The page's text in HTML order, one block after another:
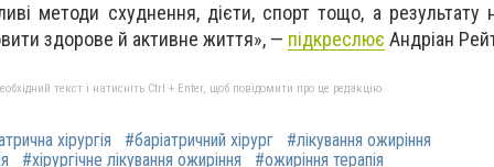
методи схуднення, дієти, спорт тощо, а
здорове й активне життя», — підкреслює Андріан
текст і натисніть Ctrl + Enter, щоб повідомити про це редакцію
хірургія #баріатричний хірург
#лікування ожиріння
#хірургічне лікування ожиріння #ожиріння терапія